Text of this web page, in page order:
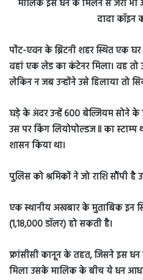
पोंट-एवन के ब्रिटनी शहर स्थित एक
वहां एक लेड का कंटेनर मिला। वह तो
लेकिन न जब उन्होंने उसे हिलाया तो
घड़े के अंदर उन्हें 600 बेल्जियम सोने
उस पर किंग लियोपोल्डज II का
शासन किया था।
पुलिस को श्रमिकों ने जो राशि सौंपी है
एक स्थानीय अखबार के मुताबिक इन
(1,18,000 डॉलर) हो सकती है।
फ्रांसीसी कानून के तहत, जिसने इस
मिला उसके मालिक के बीच ये धन